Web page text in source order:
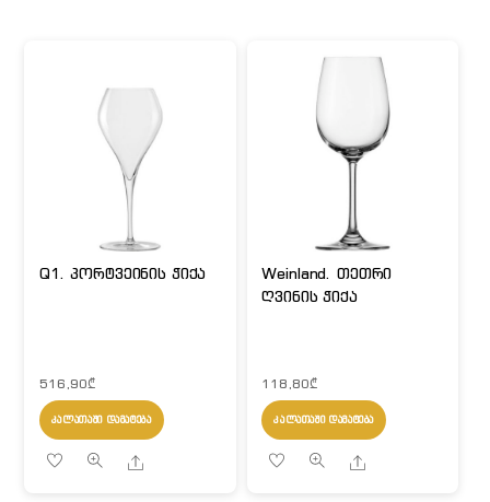
Q1. პორტვეინის ჭიქა
516,90₾
ᲙᲐᲚᲐᲗᲐᲨᲘ ᲓᲐᲛᲐᲢᲔᲑᲐ
Share
Weinland. თეთრი
ღვინის ჭიქა
118,80₾
ᲙᲐᲚᲐᲗᲐᲨᲘ ᲓᲐᲛᲐᲢᲔᲑᲐ
Share